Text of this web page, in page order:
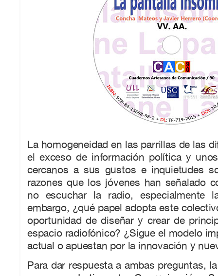
La homogeneidad en las parrillas de las
el exceso de información política y
cercanos a sus gustos e inquietudes
razones que los jóvenes han señalado
no escuchar la radio, especialmente
embargo, ¿qué papel adopta este
oportunidad de diseñar y crear de
espacio radiofónico? ¿Sigue el modelo
actual o apuestan por la innovación y
Para dar respuesta a ambas preguntas,